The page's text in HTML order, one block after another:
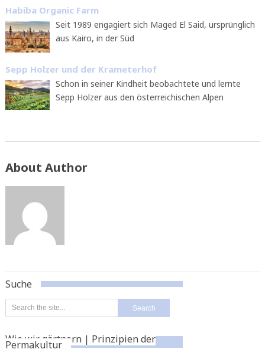
Habiba Organic Farm
Seit 1989 engagiert sich Maged El Said, ursprünglich
aus Kairo, in der Süd
Sepp Holzer und der Krameterhof
Schon in seiner Kindheit beobachtete und lernte
Sepp Holzer aus den österreichischen Alpen
About Author
Suche
Wie wir gärtnern | Prinzipien der
Permakultur